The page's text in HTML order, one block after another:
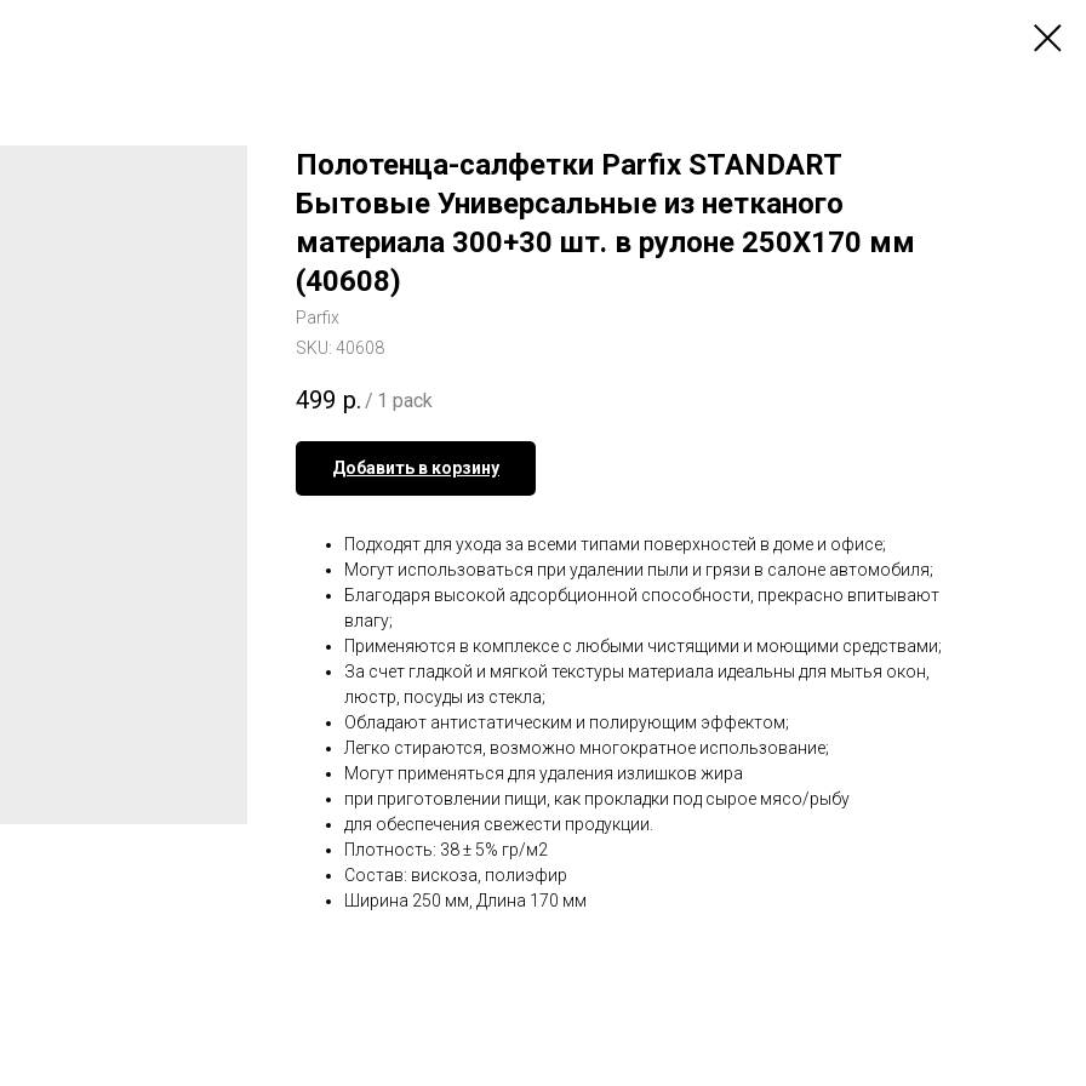
Полотенца-салфетки Parfix STANDART
Бытовые Универсальные из нетканого
материала 300+30 шт. в рулоне 250Х170 мм
(40608)
Parfix
SKU: 40608
499 р. / 1 pack
Добавить в корзину
Подходят для ухода за всеми типами поверхностей в доме и офисе;
Могут использоваться при удалении пыли и грязи в салоне автомобиля;
Благодаря высокой адсорбционной способности, прекрасно впитывают
влагу;
Применяются в комплексе с любыми чистящими и моющими средствами;
За счет гладкой и мягкой текстуры материала идеальны для мытья окон,
люстр, посуды из стекла;
Обладают антистатическим и полирующим эффектом;
Легко стираются, возможно многократное использование;
Могут применяться для удаления излишков жира
при приготовлении пищи, как прокладки под сырое мясо/рыбу
для обеспечения свежести продукции.
Плотность: 38 ± 5% гр/м2
Состав: вискоза, полиэфир
Ширина 250 мм, Длина 170 мм